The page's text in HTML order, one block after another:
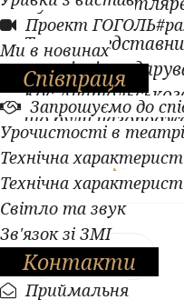
Проект
Ми в новинах
Співпраця
Запрошуємо до
Урочистості в театрі
Технічна
Технічна
Світло та звук
Зв'язок зі ЗМІ
Контакти
Приймальня
Також
гоголівців
Кос-
що були
Інна Гончар,
Попередня